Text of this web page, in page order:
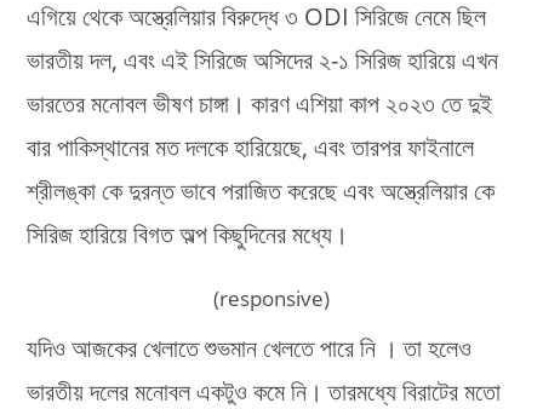
এগিয়ে থেকে অস্ত্রেলিয়ার বিরুদ্ধে ৩ ODI সিরিজে নেমে ছিল
ভারতীয় দল, এবং এই সিরিজে অসিদের ২-১ সিরিজ হারিয়ে এখন
ভারতের মনোবল ভীষণ চাঙ্গা। কারণ এশিয়া কাপ ২০২৩ তে দুই
বার পাকিস্থানের মত দলকে হারিয়েছে, এবং তারপর ফাইনালে
শ্রীলঙ্কা কে দুরন্ত ভাবে পরাজিত করেছে এবং অস্ত্রেলিয়ার কে
সিরিজ হারিয়ে বিগত অল্প কিছুদিনের মধ্যে।
(responsive)
যদিও আজকের খেলাতে শুভমান খেলতে পারে নি । তা হলেও
ভারতীয় দলের মনোবল একটুও কমে নি। তারমধ্যে বিরাটের মতো